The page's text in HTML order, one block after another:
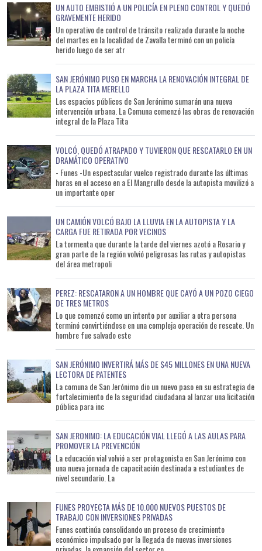
UN AUTO EMBISTIÓ A UN POLICÍA EN PLENO CONTROL Y QUEDÓ
GRAVEMENTE HERIDO
Un operativo de control de tránsito realizado durante la noche
del martes en la localidad de Zavalla terminó con un policía
herido luego de ser atr
SAN JERÓNIMO PUSO EN MARCHA LA RENOVACIÓN INTEGRAL DE
LA PLAZA TITA MERELLO
Los espacios públicos de San Jerónimo sumarán una nueva
intervención urbana. La Comuna comenzó las obras de renovación
integral de la Plaza Tita
VOLCÓ, QUEDÓ ATRAPADO Y TUVIERON QUE RESCATARLO EN UN
DRAMÁTICO OPERATIVO
- Funes -Un espectacular vuelco registrado durante las últimas
horas en el acceso en a El Mangrullo desde la autopista movilizó a
un importante oper
UN CAMIÓN VOLCÓ BAJO LA LLUVIA EN LA AUTOPISTA Y LA
CARGA FUE RETIRADA POR VECINOS
La tormenta que durante la tarde del viernes azotó a Rosario y
gran parte de la región volvió peligrosas las rutas y autopistas
del área metropoli
PEREZ: RESCATARON A UN HOMBRE QUE CAYÓ A UN POZO CIEGO
DE TRES METROS
Lo que comenzó como un intento por auxiliar a otra persona
terminó convirtiéndose en una compleja operación de rescate. Un
hombre fue salvado este
SAN JERÓNIMO INVERTIRÁ MÁS DE $45 MILLONES EN UNA NUEVA
LECTORA DE PATENTES
La comuna de San Jerónimo dio un nuevo paso en su estrategia de
fortalecimiento de la seguridad ciudadana al lanzar una licitación
pública para inc
SAN JERONIMO: LA EDUCACIÓN VIAL LLEGÓ A LAS AULAS PARA
PROMOVER LA PREVENCIÓN
La educación vial volvió a ser protagonista en San Jerónimo con
una nueva jornada de capacitación destinada a estudiantes de
nivel secundario. La
FUNES PROYECTA MÁS DE 10.000 NUEVOS PUESTOS DE
TRABAJO CON INVERSIONES PRIVADAS
Funes continúa consolidando un proceso de crecimiento
económico impulsado por la llegada de nuevas inversiones